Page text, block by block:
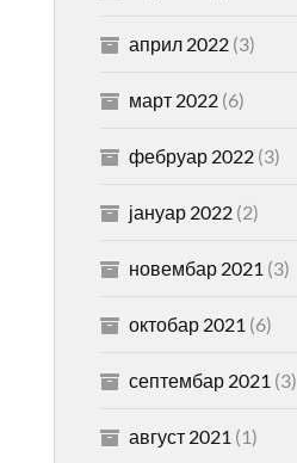
април 2022(3)
март 2022(6)
фебруар 2022(3)
јануар 2022(2)
новембар 2021 (3)
октобар 2021 (6)
септембар 2021 (3)
август 2021 (1)